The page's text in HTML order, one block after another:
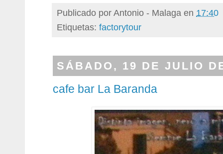
Publicado porAntonio - Malaga en 17:40
Etiquetas: factorytour
SÁBADO, 19 DE JULIO
cafe bar La Baranda